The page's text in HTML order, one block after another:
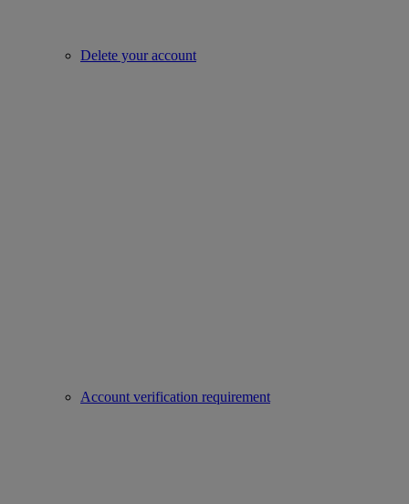
Delete your account
Account verification requirement